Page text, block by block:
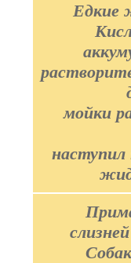
Едкие
мойки
наступил